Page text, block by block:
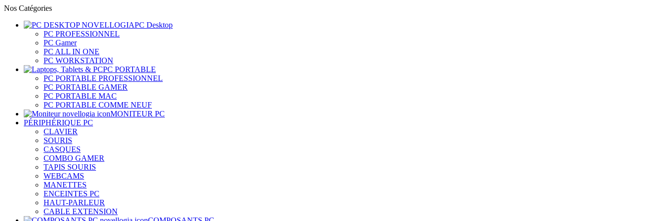
Nos Catégories
PC Desktop
PC PROFESSIONNEL
PC Gamer
PC ALL IN ONE
PC WORKSTATION
PC PORTABLE
PC PORTABLE PROFESSIONNEL
PC PORTABLE GAMER
PC PORTABLE MAC
PC PORTABLE COMME NEUF
MONITEUR PC
PÉRIPHÉRIQUE PC
CLAVIER
SOURIS
CASQUES
COMBO GAMER
TAPIS SOURIS
WEBCAMS
MANETTES
ENCEINTES PC
HAUT-PARLEUR
CABLE EXTENSION